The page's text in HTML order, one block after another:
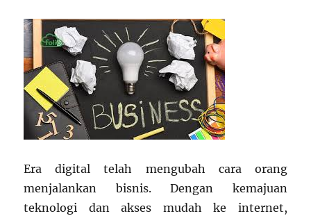
Era digital telah mengubah cara orang
menjalankan bisnis. Dengan kemajuan
teknologi dan akses mudah ke internet,